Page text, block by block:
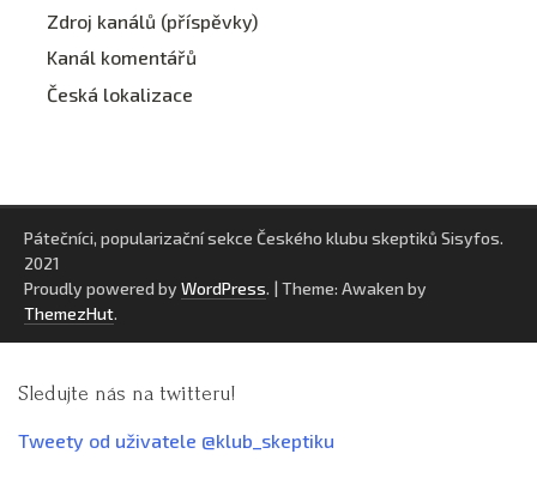
Zdroj kanálů (příspěvky)
Kanál komentářů
Česká lokalizace
Pátečníci, popularizační sekce Českého klubu skeptiků Sisyfos.
2021
Proudly powered by WordPress. | Theme: Awaken by
ThemezHut.
Sledujte nás na twitteru!
Tweety od uživatele @klub_skeptiku